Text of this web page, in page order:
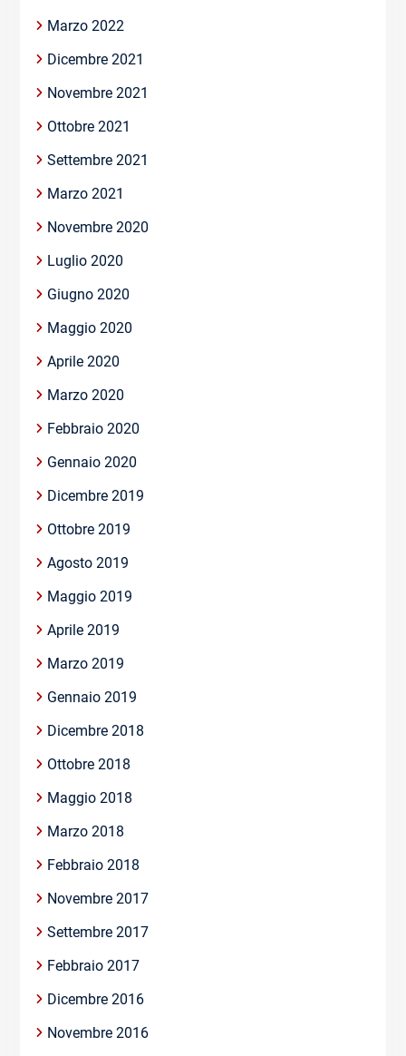
Marzo 2022
Dicembre 2021
Novembre 2021
Ottobre 2021
Settembre 2021
Marzo 2021
Novembre 2020
Luglio 2020
Giugno 2020
Maggio 2020
Aprile 2020
Marzo 2020
Febbraio 2020
Gennaio 2020
Dicembre 2019
Ottobre 2019
Agosto 2019
Maggio 2019
Aprile 2019
Marzo 2019
Gennaio 2019
Dicembre 2018
Ottobre 2018
Maggio 2018
Marzo 2018
Febbraio 2018
Novembre 2017
Settembre 2017
Febbraio 2017
Dicembre 2016
Novembre 2016